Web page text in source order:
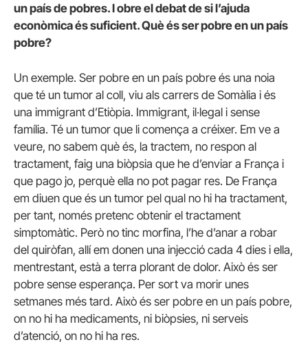
un país de pobres. I obre el debat de si l’ajuda
econòmica és suficient. Què és ser pobre en un país
pobre?
Un exemple. Ser pobre en un país pobre és una noia
que té un tumor al coll, viu als carrers de Somàlia i és
una immigrant d’Etiòpia. Immigrant, il·legal i sense
família. Té un tumor que li comença a créixer. Em ve a
veure, no sabem què és, la tractem, no respon al
tractament, faig una biòpsia que he d’enviar a França i
que pago jo, perquè ella no pot pagar res. De França
em diuen que és un tumor pel qual no hi ha tractament,
per tant, només pretenc obtenir el tractament
simptomàtic. Però no tinc morfina, l’he d’anar a robar
del quiròfan, allí em donen una injecció cada 4 dies i ella,
mentrestant, està a terra plorant de dolor. Això és ser
pobre sense esperança. Per sort va morir unes
setmanes més tard. Això és ser pobre en un país pobre,
on no hi ha medicaments, ni biòpsies, ni serveis
d’atenció, on no hi ha res.